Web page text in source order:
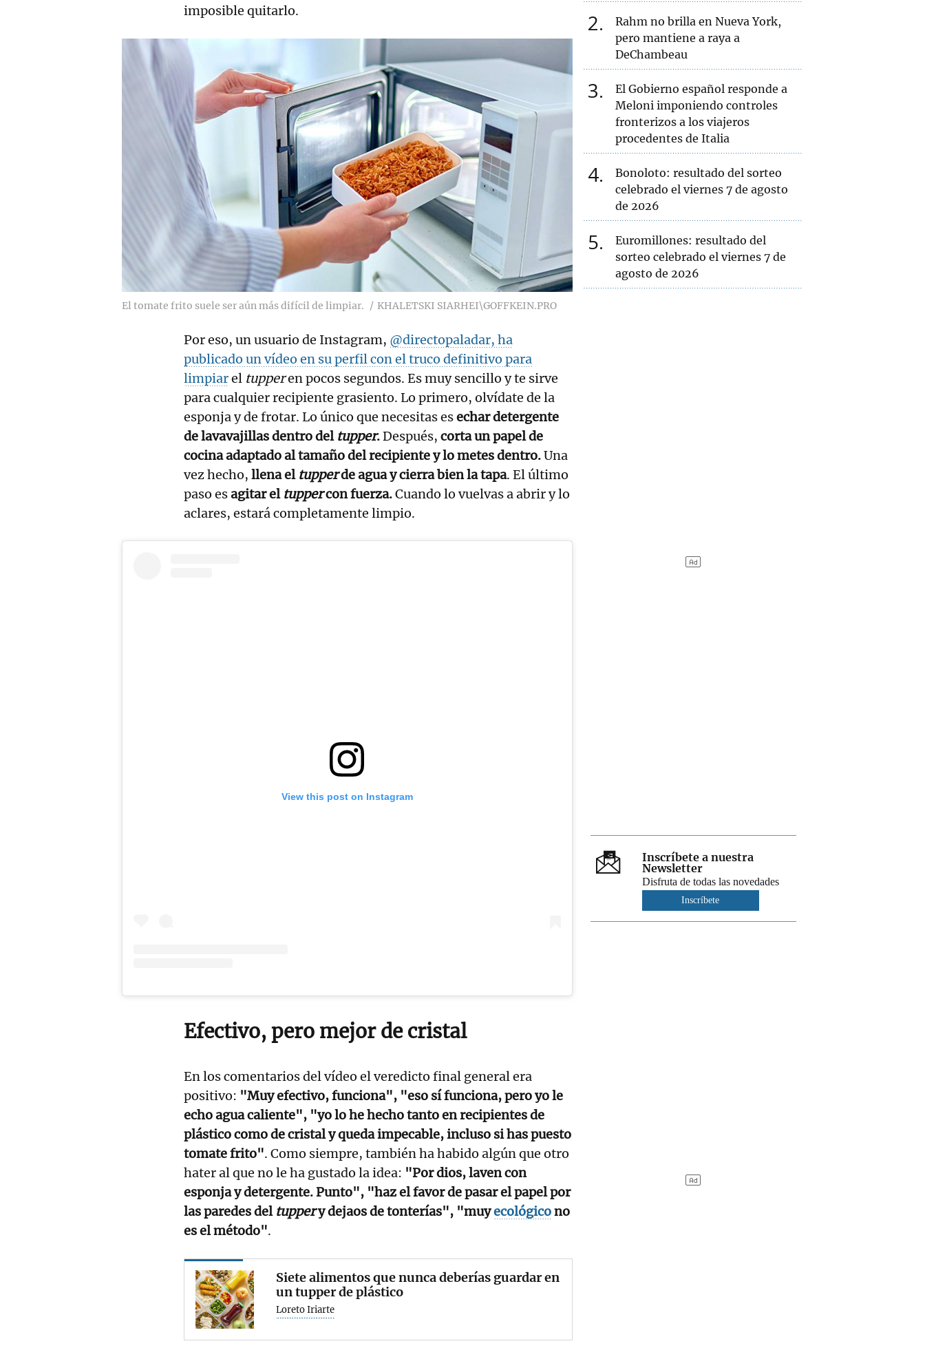
imposible quitarlo.
El tomate frito suele ser aún más difícil de limpiar. KHALETSKI SIARHEI\GOFFKEIN.PRO
Por eso, un usuario de Instagram, @directopaladar, ha
publicado un vídeo en su perfil con el truco definitivo para
limpiarel tupperen pocos segundos. Es muy sencillo y te sirve
para cualquier recipiente grasiento. Lo primero, olvídate de la
esponja y de frotar. Lo único que necesitas esechar detergente
de lavavajillas dentro del tupper.Después, corta un papel de
cocina adaptado al tamaño del recipiente y lo metes dentro.Una
vez hecho, llena el tupperde agua y cierra bien la tapa. El último
paso esagitar el tuppercon fuerza.Cuando lo vuelvas a abrir y lo
aclares, estará completamente limpio.
View this post on Instagram
Efectivo, pero mejor de cristal
En los comentarios del vídeo el veredicto final general era
positivo: "Muy efectivo, funciona", "eso sí funciona, pero yo le
echo agua caliente", "yo lo he hecho tanto en recipientes de
plástico como de cristal y queda impecable, incluso si has puesto
tomate frito". Como siempre, también ha habido algún que otro
hater al que no le ha gustado la idea: "Por dios, laven con
esponja y detergente. Punto", "haz el favor de pasar el papel por
las paredes del tuppery dejaos de tonterías", "muyecológicono
es el método".
Siete alimentos que nunca deberías guardar en
un tupper de plástico
Loreto Iriarte
2
Rahm no brilla en Nueva York,
pero mantiene a raya a
DeChambeau
3
El Gobierno español responde a
Meloni imponiendo controles
fronterizos a los viajeros
procedentes de Italia
4
Bonoloto: resultado del sorteo
celebrado el viernes 7 de agosto
de 2026
5
Euromillones: resultado del
sorteo celebrado el viernes 7 de
agosto de 2026
Inscríbete a nuestra
Newsletter
Disfruta de todas las novedades
Inscríbete